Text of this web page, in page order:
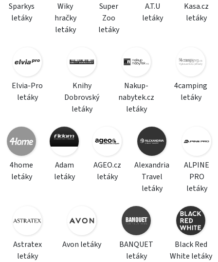
Sparkys
letáky
Wiky
hračky
letáky
Super
Zoo
letáky
A.T.U
letáky
Kasa.cz
letáky
Elvia-Pro
letáky
Knihy
Dobrovský
letáky
Nakup-
nabytek.cz
letáky
4camping
letáky
4home
letáky
Adam
letáky
AGEO.cz
letáky
Alexandria
Travel
letáky
ALPINE
PRO
letáky
Astratex
letáky
Avon letáky
BANQUET
letáky
Black Red
White letáky